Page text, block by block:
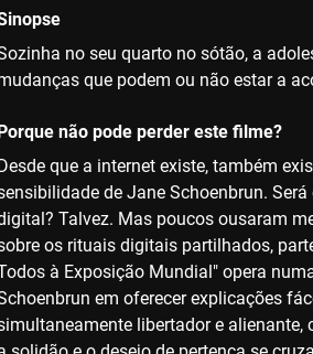
no seu quarto no sótão, a
que podem ou não estar a
não pode perder este filme?
que a internet existe, também
de Jane Schoenbrun.
Talvez. Mas poucos ousaram
os rituais digitais partilhados,
à Exposição Mundial" opera
em oferecer explicações
libertador e